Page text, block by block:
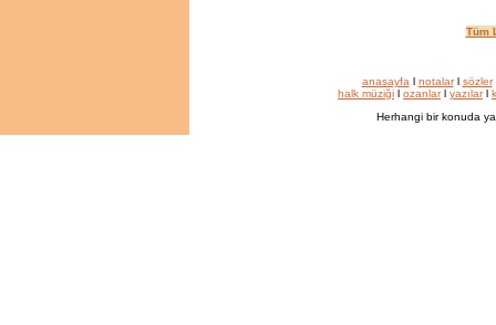
Tüm
anasayfa l notalarl sözler
halk müziği l ozanlarl yazılarl
Herhangi bir konuda